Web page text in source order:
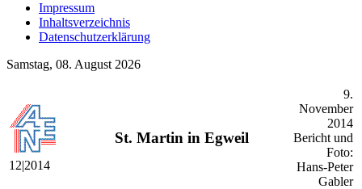
Impressum
Inhaltsverzeichnis
Datenschutzerklärung
Samstag, 08. August 2026
12|2014
St. Martin in Egweil
9.
November
2014
Bericht und
Foto:
Hans-Peter
Gabler